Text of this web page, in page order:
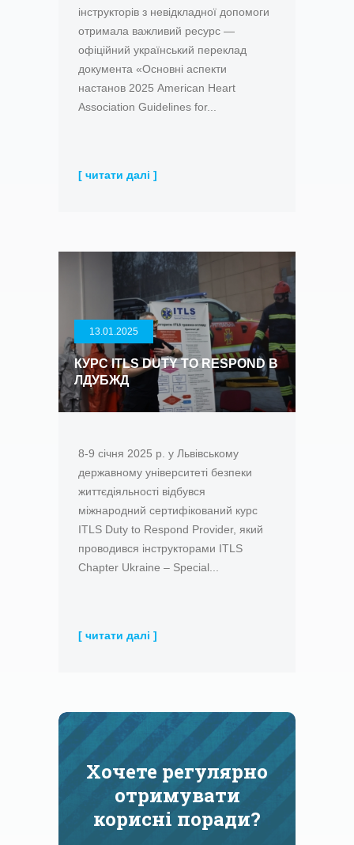
інструкторів з невідкладної допомоги
отримала важливий ресурс —
офіційний український переклад
документа «Основні аспекти
настанов 2025 American Heart
Association Guidelines for...
[ читати далі ]
13.01.2025
КУРС ITLS DUTY TO RESPOND В
ЛДУБЖД
8-9 січня 2025 р. у Львівському
державному університеті безпеки
життєдіяльності відбувся
міжнародний сертифікований курс
ITLS Duty to Respond Provider, який
проводився інструкторами ITLS
Chapter Ukraine – Special...
[ читати далі ]
Хочете регулярно
отримувати
корисні поради?